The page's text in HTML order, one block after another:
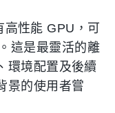
性能 GPU，可
。這是最靈活的離
環境配置及後續
景的使用者嘗